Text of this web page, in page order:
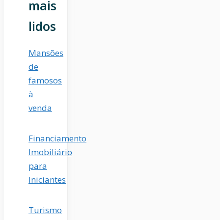
mais
lidos
Mansões
de
famosos
à
venda
Financiamento
Imobiliário
para
Iniciantes
Turismo